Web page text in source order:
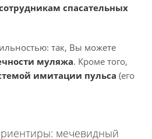
спасательных
так, Вы можете
муляжа. Кроме того,
имитации пульса (его
мечевидный